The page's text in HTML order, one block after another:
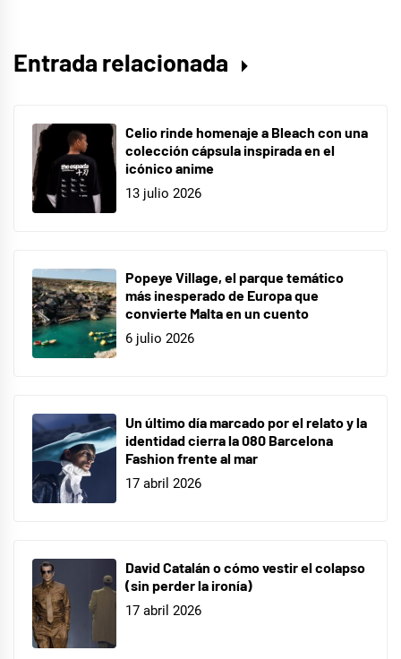
Entrada relacionada
Celio rinde homenaje a Bleach con una
colección cápsula inspirada en el
icónico anime
13 julio 2026
Popeye Village, el parque temático
más inesperado de Europa que
convierte Malta en un cuento
6 julio 2026
Un último día marcado por el relato y la
identidad cierra la 080 Barcelona
Fashion frente al mar
17 abril 2026
David Catalán o cómo vestir el colapso
(sin perder la ironía)
17 abril 2026